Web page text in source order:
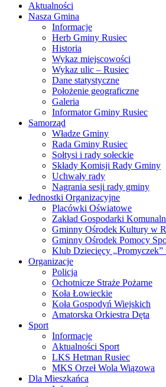
Aktualności
Nasza Gmina
Informacje
Herb Gminy Rusiec
Historia
Wykaz miejscowości
Wykaz ulic – Rusiec
Dane statystyczne
Położenie geograficzne
Galeria
Informator Gminy Rusiec
Samorząd
Władze Gminy
Rada Gminy Rusiec
Sołtysi i rady sołeckie
Składy Komisji Rady Gminy
Uchwały rady
Nagrania sesji rady gminy
Jednostki Organizacyjne
Placówki Oświatowe
Zakład Gospodarki
Gminny Ośrodek Kultury w
Gminny Ośrodek Pomocy
Klub Dziecięcy „Promyczek”
Organizacje
Policja
Ochotnicze Straże Pożarne
Koła Łowieckie
Koła Gospodyń Wiejskich
Amatorska Orkiestra Dęta
Sport
Informacje
Aktualności Sport
LKS Hetman Rusiec
MKS Orzeł Wola Wiązowa
Dla Mieszkańca